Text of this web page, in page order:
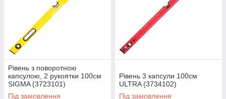
Рівень з поворотною
капсулою, 2 рукоятки 100см
SIGMA (3723101)
Під замовлення
Рівень 3 капсули 100см
ULTRA (3734102)
Під замовлення